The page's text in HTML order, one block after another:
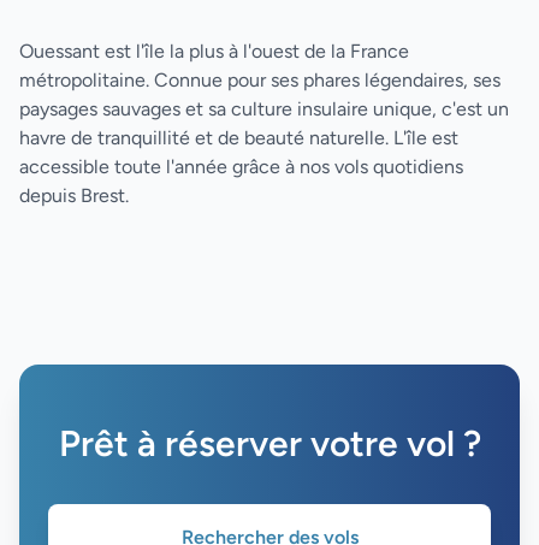
Ouessant est l'île la plus à l'ouest de la France
métropolitaine. Connue pour ses phares légendaires, ses
paysages sauvages et sa culture insulaire unique, c'est un
havre de tranquillité et de beauté naturelle. L'île est
accessible toute l'année grâce à nos vols quotidiens
depuis Brest.
Prêt à réserver votre vol ?
Rechercher des vols